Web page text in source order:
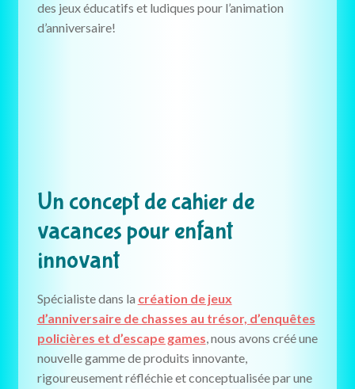
des jeux éducatifs et ludiques pour l’animation
d’anniversaire!
Un concept de cahier de
vacances pour enfant
innovant
Spécialiste dans la création de jeux
d’anniversaire de chasses au trésor, d’enquêtes
policières et d’escape games, nous avons créé une
nouvelle gamme de produits innovante,
rigoureusement réfléchie et conceptualisée par une